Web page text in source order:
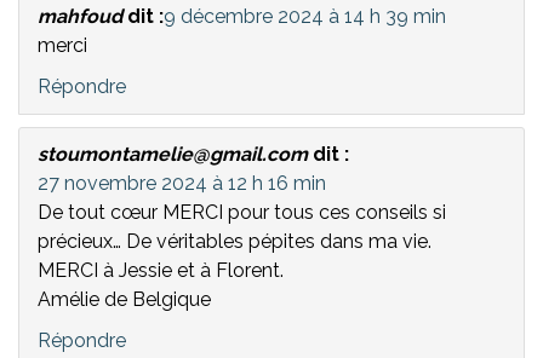
mahfoud dit :9 décembre 2024 à 14 h 39 min
merci
Répondre
stoumontamelie@gmail.com dit :
27 novembre 2024 à 12 h 16 min
De tout cœur MERCI pour tous ces conseils si
précieux… De véritables pépites dans ma vie.
MERCI à Jessie et à Florent.
Amélie de Belgique
Répondre